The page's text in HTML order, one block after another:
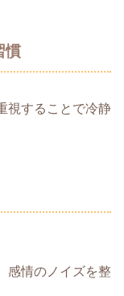
慣
視することで冷静
感情のノイズを整